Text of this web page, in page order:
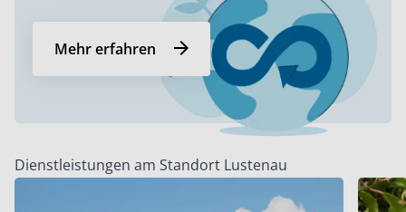
Mehr erfahren
Dienstleistungen am Standort Lustenau